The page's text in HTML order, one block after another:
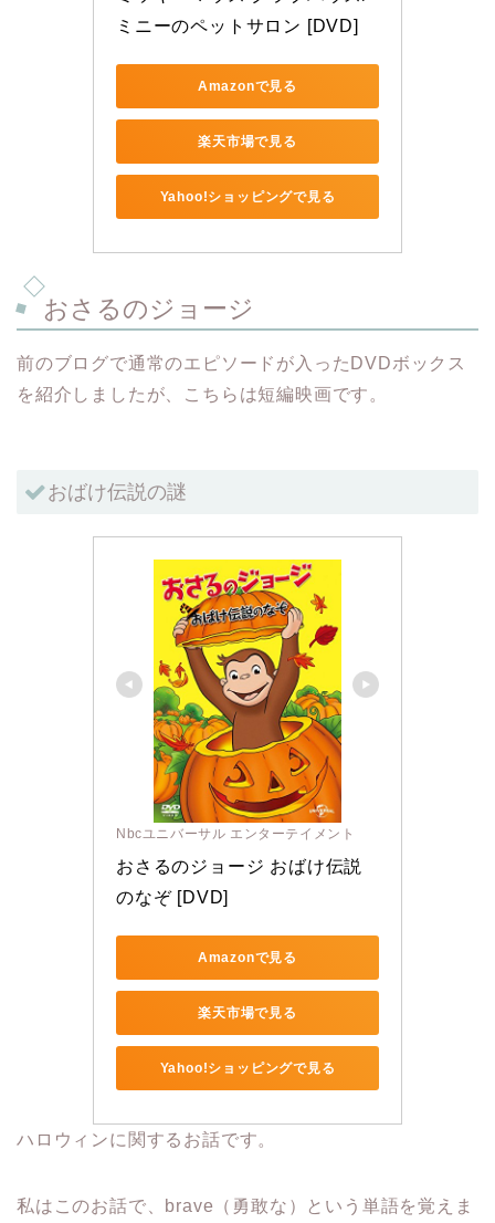
ミニーのペットサロン [DVD]
Amazonで見る
楽天市場で見る
Yahoo!ショッピングで見る
おさるのジョージ
前のブログで通常のエピソードが入ったDVDボックス
を紹介しましたが、こちらは短編映画です。
おばけ伝説の謎
Nbcユニバーサル エンターテイメント
おさるのジョージ おばけ伝説
のなぞ [DVD]
Amazonで見る
楽天市場で見る
Yahoo!ショッピングで見る
ハロウィンに関するお話です。
私はこのお話で、brave（勇敢な）という単語を覚えま